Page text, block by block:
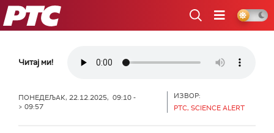
РТС
Читај ми!
ПОНЕДЕЉАК, 22.12.2025, 09:10 -
> 09:57
ИЗВОР:
РТС, SCIENCE ALERT